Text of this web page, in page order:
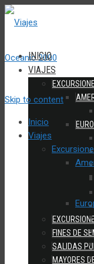
INICIO
VIAJES
FINES DE
SALIDAS
MAYORES
Skip to content
Inicio
Viajes